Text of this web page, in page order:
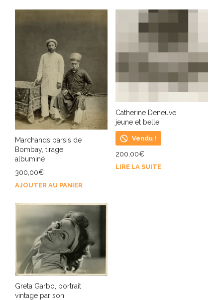
Marchands parsis de
Bombay, tirage
albuminé
300,00€
AJOUTER AU PANIER
Catherine Deneuve
jeune et belle
Vendu !
200,00€
LIRE LA SUITE
Greta Garbo, portrait
vintage par son